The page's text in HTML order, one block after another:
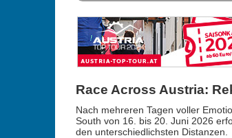
Race Across Austria:
Nach mehreren Tagen voller
South von 16. bis 20. Juni 2026
den unterschiedlichsten Distanzen.